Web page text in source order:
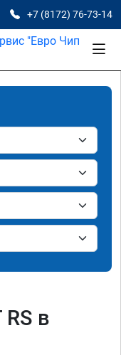
+7 (8172) 76-73-14
в